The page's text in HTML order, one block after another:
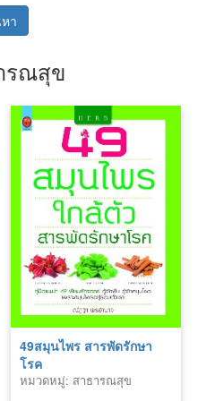
า
รณสุข
49สมุนไพร สารพัดรักษา
โรค
หมวดหมู่: สาธารณสุข